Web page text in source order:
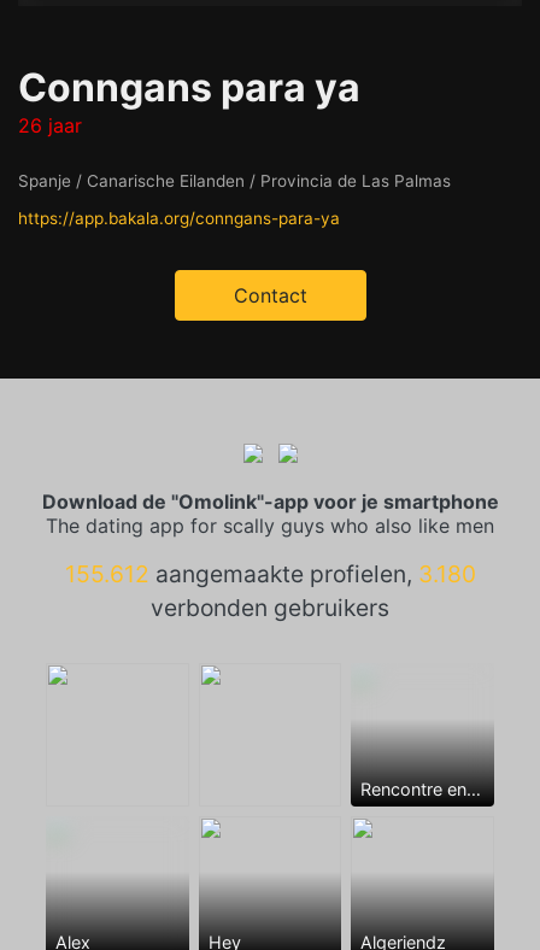
Conngans para ya
26 jaar
Spanje / Canarische Eilanden / Provincia de Las Palmas
https://app.bakala.org/conngans-para-ya
Contact
Download de "Omolink"-app voor je smartphone
The dating app for scally guys who also like men
155.612 aangemaakte profielen, 3.180
verbonden gebruikers
Rencontre entre mecs
Alex Hey Algeriendz